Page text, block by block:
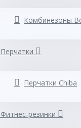
Комбинезоны
Перчатки
Перчатки Chiba
Фитнес-резинки